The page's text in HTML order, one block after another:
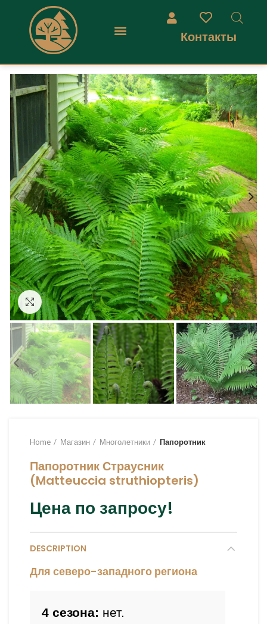
Контакты
Увеличить
Home Магазин Многолетники Папоротник
Папоротник Страусник
(Matteuccia struthiopteris)
Цена по запросу!
DESCRIPTION
Для северо-западного региона
4 сезона: нет.